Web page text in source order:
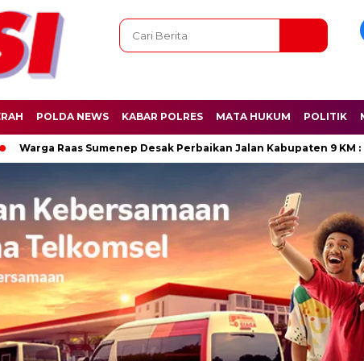
POLDA NEWS KABAR POLRES MATA HUKUM POLITIK
Raas Sumenep Desak Perbaikan Jalan Kabupaten 9 KM : Kami